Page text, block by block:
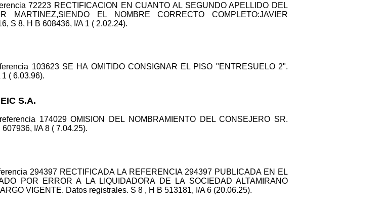
72223 RECTIFICACION EN CUANTO AL SEGUNDO APELLIDO DEL
MARTINEZ,SIENDO EL NOMBRE CORRECTO COMPLETO:JAVIER
S 8, H B 608436, I/A 1 ( 2.02.24).
103623 SE HA OMITIDO CONSIGNAR EL PISO "ENTRESUELO 2".
( 6.03.96).
S.A.
174029 OMISION DEL NOMBRAMIENTO DEL CONSEJERO SR.
I/A 8 ( 7.04.25).
294397 RECTIFICADA LA REFERENCIA 294397 PUBLICADA EN EL
POR ERROR A LA LIQUIDADORA DE LA SOCIEDAD ALTAMIRANO
VIGENTE. Datos registrales. S 8 , H B 513181, I/A 6 (20.06.25).